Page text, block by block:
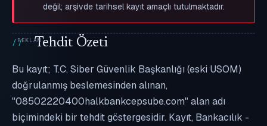
değil; arşivde tarihsel kayıt amaçlı tutulmaktadır.
Tehdit Özeti
Bu kayıt; T.C. Siber Güvenlik Başkanlığı (eski USOM)
doğrulanmış beslemesinden alınan,
"08502220400halkbankcepsube.com" alan adı
biçimindeki bir tehdit göstergesidir. Kayıt, Bankacılık -